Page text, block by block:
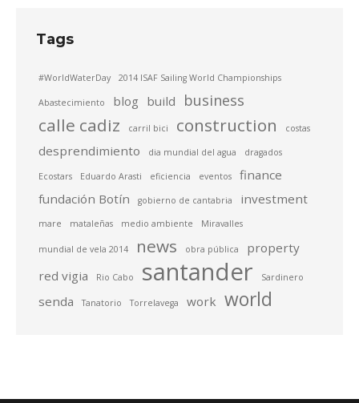
Tags
#WorldWaterDay 2014 ISAF Sailing World Championships
Abastecimiento blog build business
calle cadiz carril bici construction costas
desprendimiento dia mundial del agua dragados
Ecostars Eduardo Arasti eficiencia eventos
finance
fundación Botín
gobierno de cantabria investment
mare mataleñas medio ambiente Miravalles
mundial de vela 2014 news obra pública
property
red vigia
Rio Cabo santander Sardinero
senda Tanatorio Torrelavega work world